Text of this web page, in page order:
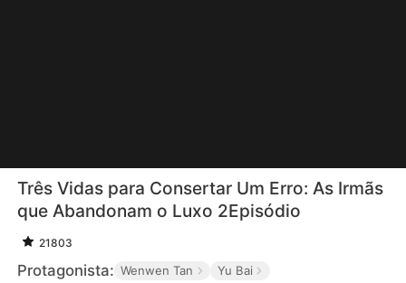
Três Vidas para Consertar Um Erro: As Irmãs
que Abandonam o Luxo 2Episódio
21803
Protagonista: Wenwen Tan Yu Bai